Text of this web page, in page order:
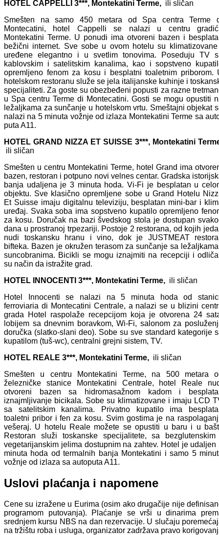
HOTEL CAPPELLI 3***, Montekatini Terme, ili sličan
Smešten na samo 450 metara od Spa centra Terme
Montecatini, hotel Cappelli se nalazi u centru
Montekatini Terme. U ponudi ima otvoreni bazen i
bežični internet. Sve sobe u ovom hotelu su
uređene elegantno i u svetlim tonovima. Poseduju TV
kablovskim i satelitskim kanalima, kao i sopstveno
opremljeno fenom za kosu i besplatni toaletnim priborom.
hotelskom restoranu služe se jela italijanske kuhinje i
specijaliteti. Za goste su obezbeđeni popusti za razne
u Spa centru Terme di Montecatini. Gosti se mogu opustiti
ležaljkama za sunčanje u hotelskom vrtu. Smeštajni objekat
nalazi na 5 minuta vožnje od izlaza Montekatini Terme sa
puta A11.
HOTEL GRAND NIZZA ET SUISSE 3***, Montekatini
ili sličan
Smešten u centru Montekatini Terme, hotel Grand ima
bazen, restoran i potpuno novi velnes centar. Gradska
banja udaljena je 3 minuta hoda. Vi-Fi je besplatan u
objektu. Sve klasično opremljene sobe u Grand Hotelu
Et Suisse imaju digitalnu televiziju, besplatan mini-bar i
uređaj. Svaka soba ima sopstveno kupatilo opremljeno
za kosu. Doručak na bazi švedskog stola je dostupan
dana u prostranoj trpezariji. Postoje 2 restorana, od kojih
nudi toskansku hranu i vino, dok je JUSTMEAT
bifteka. Bazen je okružen terasom za sunčanje sa
suncobranima. Bicikli se mogu iznajmiti na recepciji i
su način da istražite grad.
HOTEL INNOCENTI 3***, Montekatini Terme, ili sličan
Hotel Innocenti se nalazi na 5 minuta hoda od
ferroviaria di Montecatini Centrale, a nalazi se u blizini
grada Hotel raspolaže recepcijom koja je otvorena 24
lobijem sa dnevnim boravkom, Wi-Fi, salonom za
doručka (slatko-slani deo). Sobe su sve standard kategorije
kupatilom (tuš-wc), centralni grejni sistem, TV.
HOTEL REALE 3***, Montekatini Terme, ili sličan
Smešten u centru Montekatini Terme, na 500 metara
železničke stanice Montekatini Centrale, hotel Reale
otvoreni bazen sa hidromasažnom kadom i
iznajmljivanje bicikala. Sobe su klimatizovane i imaju LCD
sa satelitskim kanalima. Privatno kupatilo ima
toaletni pribor i fen za kosu. Svim gostima je na
vešeraj. U hotelu Reale možete se opustiti u baru i u
Restoran služi toskanske specijalitete, sa
vegetarijanskim jelima dostupnim na zahtev. Hotel je udaljen
minuta hoda od termalnih banja Montekatini i samo 5
vožnje od izlaza sa autoputa A11.
Uslovi plaćanja i napomene
Cene su izražene u Eurima (osim ako drugačije nije
programom putovanja). Plaćanje se vrši u dinarima
srednjem kursu NBS na dan rezervacije. U slučaju
na tržištu roba i usluga, organizator zadržava pravo